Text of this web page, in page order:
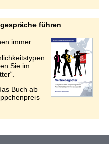
führen
immer
Sie im
Buch ab